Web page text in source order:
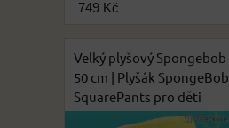
749 Kč
Velký plyšový Spongebob
50 cm | Plyšák SpongeBob
SquarePants pro děti